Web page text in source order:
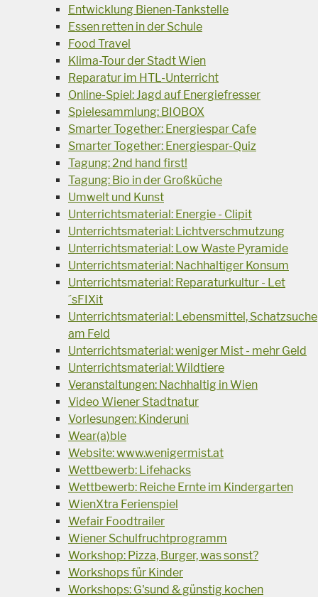
Entwicklung Bienen-Tankstelle
Essen retten in der Schule
Food Travel
Klima-Tour der Stadt Wien
Reparatur im HTL-Unterricht
Online-Spiel: Jagd auf Energiefresser
Spielesammlung: BIOBOX
Smarter Together: Energiespar Cafe
Smarter Together: Energiespar-Quiz
Tagung: 2nd hand first!
Tagung: Bio in der Großküche
Umwelt und Kunst
Unterrichtsmaterial: Energie - Clipit
Unterrichtsmaterial: Lichtverschmutzung
Unterrichtsmaterial: Low Waste Pyramide
Unterrichtsmaterial: Nachhaltiger Konsum
Unterrichtsmaterial: Reparaturkultur - Let
´sFIXit
Unterrichtsmaterial: Lebensmittel, Schatzsuche
am Feld
Unterrichtsmaterial: weniger Mist - mehr Geld
Unterrichtsmaterial: Wildtiere
Veranstaltungen: Nachhaltig in Wien
Video Wiener Stadtnatur
Vorlesungen: Kinderuni
Wear(a)ble
Website: www.wenigermist.at
Wettbewerb: Lifehacks
Wettbewerb: Reiche Ernte im Kindergarten
WienXtra Ferienspiel
Wefair Foodtrailer
Wiener Schulfruchtprogramm
Workshop: Pizza, Burger, was sonst?
Workshops für Kinder
Workshops: G'sund & günstig kochen